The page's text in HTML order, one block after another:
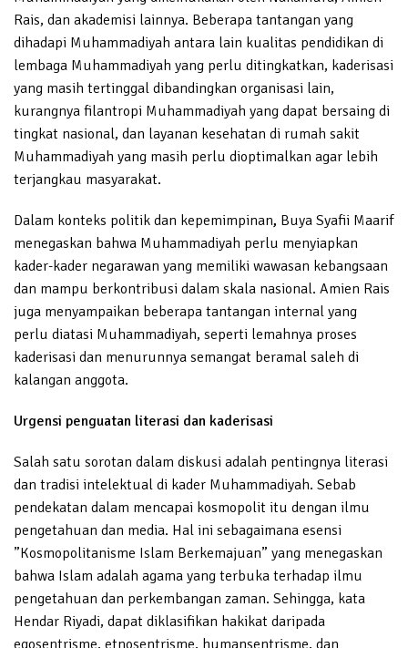
Rais, dan akademisi lainnya. Beberapa tantangan yang
dihadapi Muhammadiyah antara lain kualitas pendidikan di
lembaga Muhammadiyah yang perlu ditingkatkan, kaderisasi
yang masih tertinggal dibandingkan organisasi lain,
kurangnya filantropi Muhammadiyah yang dapat bersaing di
tingkat nasional, dan layanan kesehatan di rumah sakit
Muhammadiyah yang masih perlu dioptimalkan agar lebih
terjangkau masyarakat.
Dalam konteks politik dan kepemimpinan, Buya Syafii Maarif
menegaskan bahwa Muhammadiyah perlu menyiapkan
kader-kader negarawan yang memiliki wawasan kebangsaan
dan mampu berkontribusi dalam skala nasional. Amien Rais
juga menyampaikan beberapa tantangan internal yang
perlu diatasi Muhammadiyah, seperti lemahnya proses
kaderisasi dan menurunnya semangat beramal saleh di
kalangan anggota.
Urgensi penguatan literasi dan kaderisasi
Salah satu sorotan dalam diskusi adalah pentingnya literasi
dan tradisi intelektual di kader Muhammadiyah. Sebab
pendekatan dalam mencapai kosmopolit itu dengan ilmu
pengetahuan dan media. Hal ini sebagaimana esensi
”Kosmopolitanisme Islam Berkemajuan” yang menegaskan
bahwa Islam adalah agama yang terbuka terhadap ilmu
pengetahuan dan perkembangan zaman. Sehingga, kata
Hendar Riyadi, dapat diklasifikan hakikat daripada
egosentrisme, etnosentrisme, humansentrisme, dan